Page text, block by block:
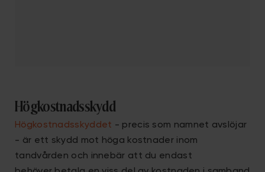
Högkostnadsskydd
Högkostnadsskyddet - precis som namnet avslöjar
- är ett skydd mot höga kostnader inom
tandvården och innebär att du endast